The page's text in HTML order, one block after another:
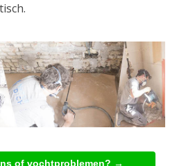
of vochtproblemen? →